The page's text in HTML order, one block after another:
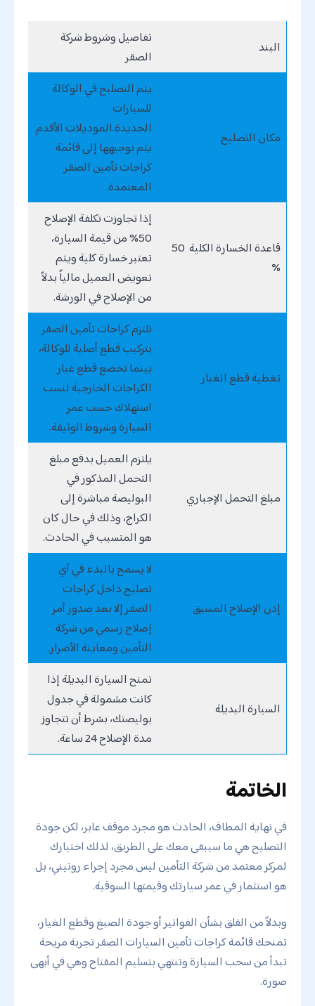
البند
تفاصيل وشروط شركة
الصقر
مكان التصليح
يتم التصليح في الوكالة
للسيارات
الجديدة.الموديلات الأقدم
يتم توجيهها إلى قائمة
كراجات تأمين الصقر
المعتمدة.
قاعدة الخسارة الكلية 50
%
إذا تجاوزت تكلفة الإصلاح
50% من قيمة السيارة،
تعتبر خسارة كلية ويتم
تعويض العميل مالياً بدلاً
من الإصلاح في الورشة.
تغطية قطع الغيار
تلتزم كراجات تأمين الصقر
بتركيب قطع أصلية للوكالة،
بينما تخضع قطع غيار
الكراجات الخارجية لنسب
استهلاك حسب عمر
السيارة وشروط الوثيقة.
مبلغ التحمل الإجباري
يلتزم العميل بدفع مبلغ
التحمل المذكور في
البوليصة مباشرة إلى
الكراج، وذلك في حال كان
هو المتسبب في الحادث.
إذن الإصلاح المسبق
لا يسمح بالبدء في أي
تصليح داخل كراجات
الصقر إلا بعد صدور أمر
إصلاح رسمي من شركة
التأمين ومعاينة الأضرار.
السيارة البديلة
تمنح السيارة البديلة إذا
كانت مشمولة في جدول
بوليصتك، بشرط أن تتجاوز
مدة الإصلاح 24 ساعة.
الخاتمة
في نهاية المطاف، الحادث هو مجرد موقف عابر، لكن جودة
التصليح هي ما سيبقى معك على الطريق، لذلك اختيارك
لمركز معتمد من شركة التأمين ليس مجرد إجراء روتيني، بل
هو استثمار في عمر سيارتك وقيمتها السوقية.
وبدلاً من القلق بشأن الفواتير أو جودة الصبغ وقطع الغيار،
تمنحك قائمة كراجات تأمين السيارات الصقر تجربة مريحة
تبدأ من سحب السيارة وتنتهي بتسليم المفتاح وهي في أبهى
صورة.